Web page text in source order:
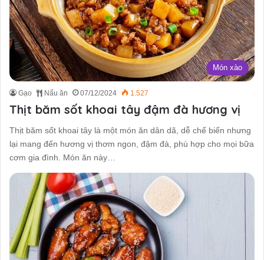
Món xào
Gạo Nấu ăn 07/12/2024 1.527
Thịt băm sốt khoai tây đậm đà hương vị
Thịt băm sốt khoai tây là một món ăn dân dã, dễ chế biến nhưng
lại mang đến hương vị thơm ngon, đậm đà, phù hợp cho mọi bữa
cơm gia đình. Món ăn này…